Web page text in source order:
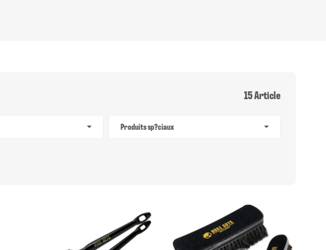
15 Article
Produits sp?ciaux